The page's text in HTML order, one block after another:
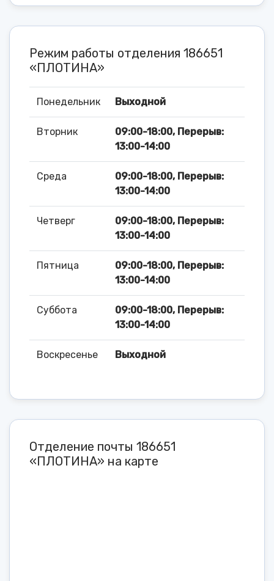
Режим работы отделения 186651
«ПЛОТИНА»
Понедельник Выходной
Вторник
09:00-18:00, Перерыв:
13:00-14:00
Среда
09:00-18:00, Перерыв:
13:00-14:00
Четверг
09:00-18:00, Перерыв:
13:00-14:00
Пятница
09:00-18:00, Перерыв:
13:00-14:00
Суббота
09:00-18:00, Перерыв:
13:00-14:00
Воскресенье Выходной
Отделение почты 186651
«ПЛОТИНА» на карте